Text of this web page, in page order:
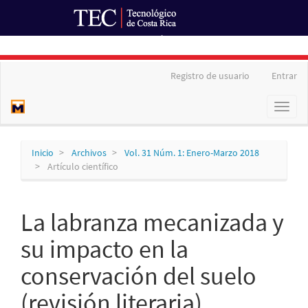
Registro de usuario Entrar
Toggle
Inicio Archivos
Vol. 31 Núm. 1: Enero-Marzo 2018
Artículo científico
La labranza mecanizada y
su impacto en la
conservación del suelo